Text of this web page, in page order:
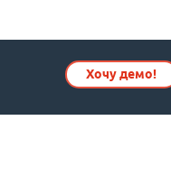
Хочу демо!